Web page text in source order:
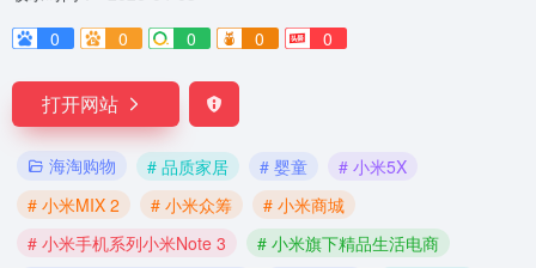
0
0 0 0 0
打开网站
海淘购物 # 品质家居 # 婴童
# 小米5X
# 小米MIX 2
# 小米众筹
# 小米商城
# 小米手机系列小米Note 3
# 小米旗下精品生活电商